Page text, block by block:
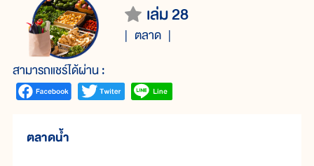
เล่ม 28
ตลาด
สามารถแชร์ได้ผ่าน :
ตลาดน้ำ